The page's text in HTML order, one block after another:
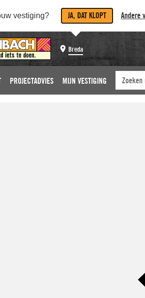
vestiging? JA, DAT KLOPT Andere
Breda
PROJECTADVIES MIJN VESTIGING